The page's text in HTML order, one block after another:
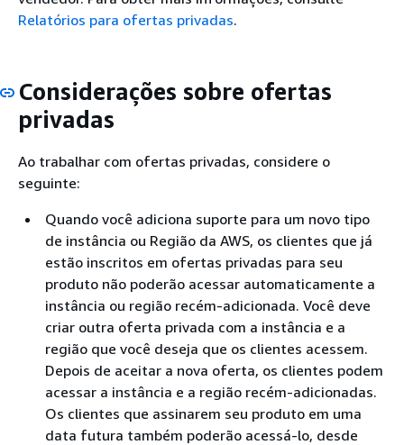
Relatórios para ofertas privadas.
Considerações sobre ofertas
privadas
Ao trabalhar com ofertas privadas, considere o
seguinte:
Quando você adiciona suporte para um novo tipo
de instância ou Região da AWS, os clientes que já
estão inscritos em ofertas privadas para seu
produto não poderão acessar automaticamente a
instância ou região recém-adicionada. Você deve
criar outra oferta privada com a instância e a
região que você deseja que os clientes acessem.
Depois de aceitar a nova oferta, os clientes podem
acessar a instância e a região recém-adicionadas.
Os clientes que assinarem seu produto em uma
data futura também poderão acessá-lo, desde